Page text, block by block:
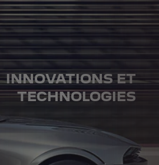
INNOVATIONS ET
TECHNOLOGIES